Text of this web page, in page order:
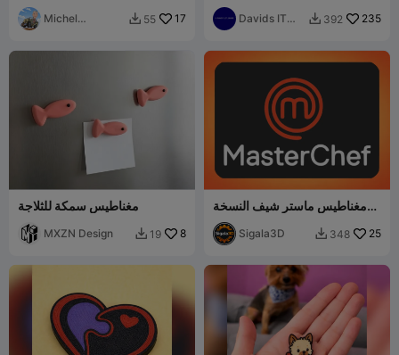
Michel
 55 17
Davids IT
 392 235
مغناطيس سمكة للثلاجة
MXZN Design  19 8
مغناطيس ماستر شيف النسخة
Sigala3D  348 25